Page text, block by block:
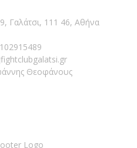
Γαλάτσι, 111 46, Αθήνα
Θεοφάνους